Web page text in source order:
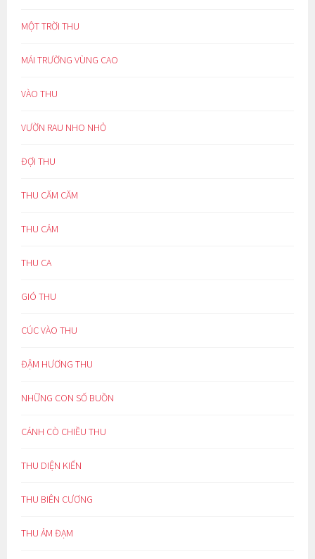
MỘT TRỜI THU
MÁI TRƯỜNG VÙNG CAO
VÀO THU
VƯỜN RAU NHO NHỎ
ĐỢI THU
THU CĂM CĂM
THU CẢM
THU CA
GIÓ THU
CÚC VÀO THU
ĐẬM HƯƠNG THU
NHỮNG CON SỐ BUỒN
CÁNH CÒ CHIỀU THU
THU DIỆN KIẾN
THU BIÊN CƯƠNG
THU ẢM ĐẠM